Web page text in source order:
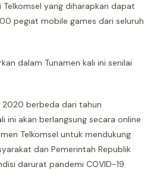
yang diharapkan dapat
pegiat mobile games dari seluruh
dalam Tunamen kali ini senilai
2020 berbeda dari tahun
ini akan berlangsung secara online
Telkomsel untuk mendukung
dan Pemerintah Republik
darurat pandemi COVID-19.